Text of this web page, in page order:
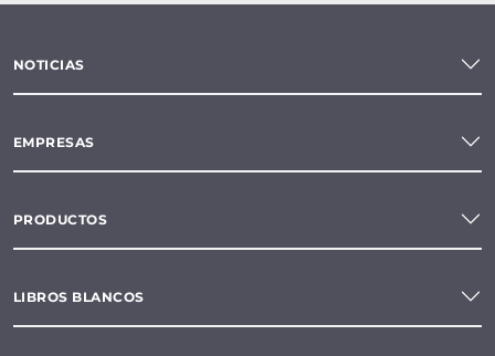
NOTICIAS
EMPRESAS
PRODUCTOS
LIBROS BLANCOS